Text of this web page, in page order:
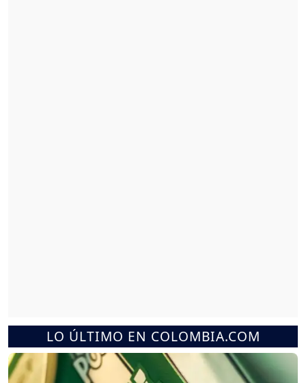
LO ÚLTIMO EN COLOMBIA.COM